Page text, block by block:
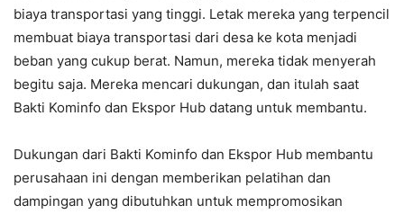
biaya transportasi yang tinggi. Letak mereka yang terpencil
membuat biaya transportasi dari desa ke kota menjadi
beban yang cukup berat. Namun, mereka tidak menyerah
begitu saja. Mereka mencari dukungan, dan itulah saat
Bakti Kominfo dan Ekspor Hub datang untuk membantu.
Dukungan dari Bakti Kominfo dan Ekspor Hub membantu
perusahaan ini dengan memberikan pelatihan dan
dampingan yang dibutuhkan untuk mempromosikan